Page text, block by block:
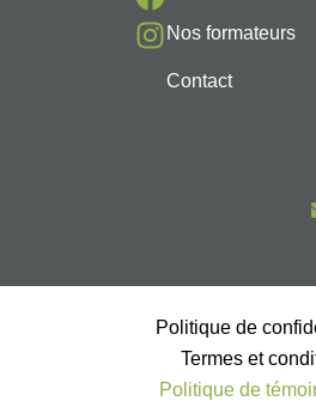
Nos formateurs
Contact
Politique de
Termes et
Politique de